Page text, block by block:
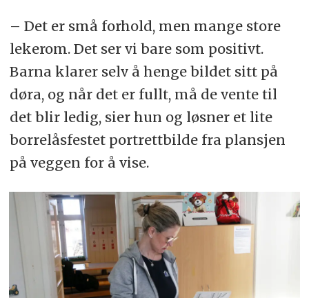
– Det er små forhold, men mange store
lekerom. Det ser vi bare som positivt.
Barna klarer selv å henge bildet sitt på
døra, og når det er fullt, må de vente til
det blir ledig, sier hun og løsner et lite
borrelåsfestet portrettbilde fra plansjen
på veggen for å vise.